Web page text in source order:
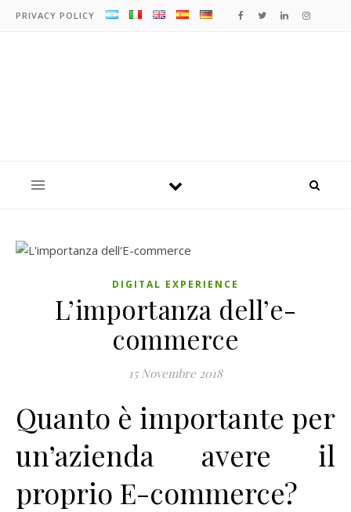
PRIVACY POLICY
DIGITAL EXPERIENCE
L’importanza dell’e-
commerce
15 Novembre 2018
Quanto è importante per
un’azienda avere il
proprio E-commerce?